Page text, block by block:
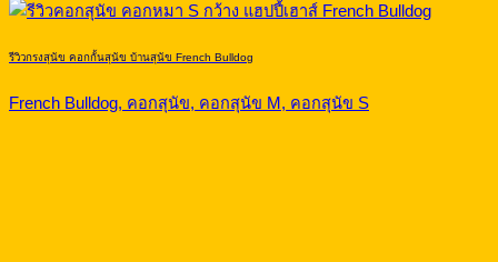
รีวิวกรงสุนัข คอกกั้นสุนัข บ้านสุนัข French Bulldog
French Bulldog, คอกสุนัข, คอกสุนัข M, คอกสุนัข S